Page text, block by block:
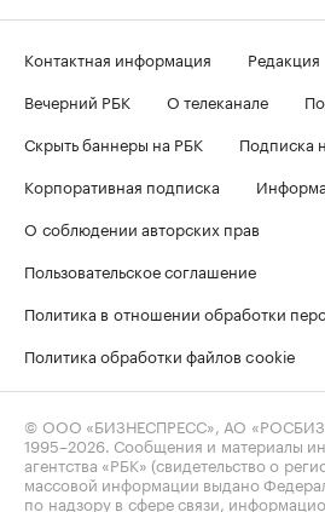
Контактная информация Редакция
Вечерний РБК
О телеканале
Скрыть баннеры на РБК
Подписка
Корпоративная подписка
О соблюдении авторских прав
Пользовательское соглашение
Политика в отношении обработки
Политика обработки файлов cookie
© ООО «БИЗНЕСПРЕСС», АО
1995–2026 . Сообщения и материалы
агентства «РБК» (свидетельство о
массовой информации выдано
по надзору в сфере связи,